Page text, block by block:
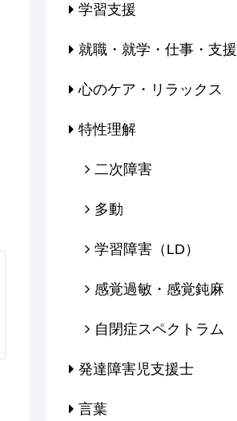
学習支援
就職・就学・仕事・支援
心のケア・リラックス
特性理解
二次障害
多動
学習障害（LD）
感覚過敏・感覚鈍麻
自閉症スペクトラム
発達障害児支援士
言葉